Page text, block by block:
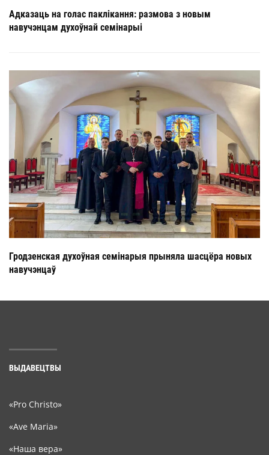
Адказаць на голас паклікання: размова з новым
навучэнцам духоўнай семінарыі
Гродзенская духоўная семінарыя прыняла шасцёра новых
навучэнцаў
ВЫДАВЕЦТВЫ
«Pro Christo»
«Ave Maria»
«Наша вера»